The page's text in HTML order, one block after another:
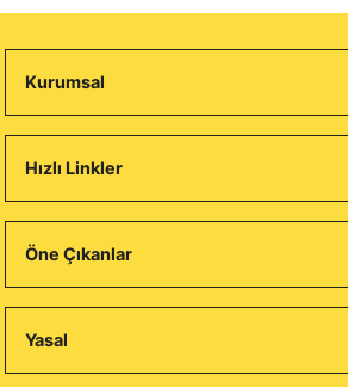
Kurumsal
Hızlı Linkler
Öne Çıkanlar
Yasal